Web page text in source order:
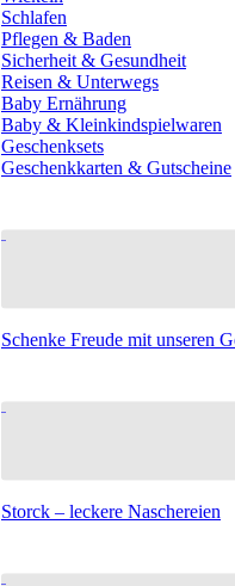
Schlafen
Pflegen & Baden
Sicherheit & Gesundheit
Reisen & Unterwegs
Baby Ernährung
Baby & Kleinkindspielwaren
Geschenksets
Geschenkkarten & Gutscheine
Schenke Freude mit unseren
Storck – leckere Naschereien